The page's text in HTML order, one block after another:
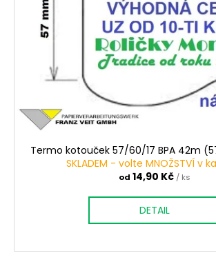
Termo kotouček 57/60/17 BPA 42m
SKLADEM - volte MNOŽSTVÍ v
od 14,90 Kč / ks
DETAIL